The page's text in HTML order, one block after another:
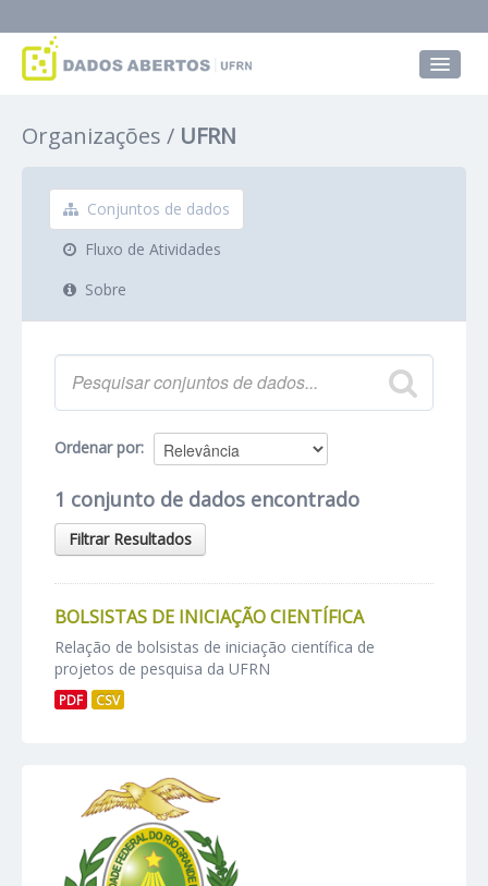
Grupos
Sobre
Organizações UFRN
Conjuntos de dados
Fluxo de Atividades
Sobre
Ordenar por
1 conjunto de dados encontrado
Filtrar Resultados
BOLSISTAS DE INICIAÇÃO CIENTÍFICA
Relação de bolsistas de iniciação científica de
projetos de pesquisa da UFRN
PDF CSV